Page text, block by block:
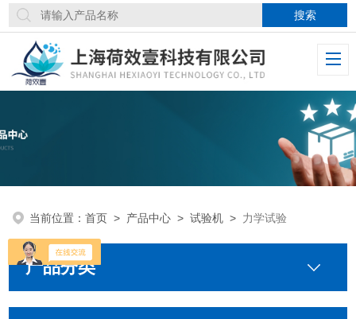
当前位置：首页 > 产品中心 >试验机 > 力学试验
产品分类